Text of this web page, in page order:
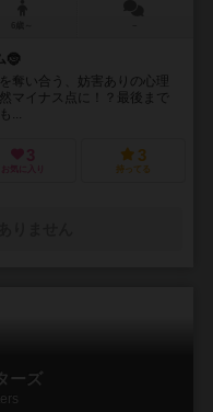
🤶
奪い合う、妨害ありの心理
マイナス点に！？最後まで
...
3
お気に入り
3
持ってる
ーズ